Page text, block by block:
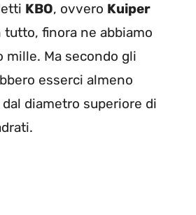
KBO, ovvero Kuiper
tutto, finora ne abbiamo
mille. Ma secondo gli
esserci almeno
diametro superiore di